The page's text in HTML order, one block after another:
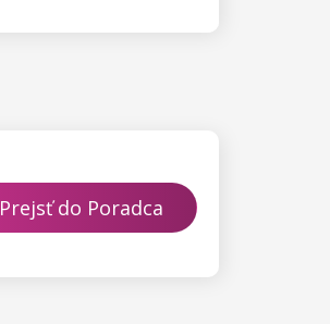
Prejsť do Poradca